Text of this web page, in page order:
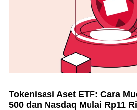
Tokenisasi Aset ETF: Cara
500 dan Nasdaq Mulai Rp11